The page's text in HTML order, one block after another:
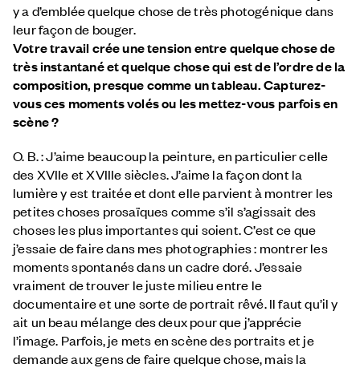
y a d’emblée quelque chose de très photogénique dans
leur façon de bouger.
Votre travail crée une tension entre quelque chose de
très instantané et quelque chose qui est de l’ordre de la
composition, presque comme un tableau. Capturez-
vous ces moments volés ou les mettez-vous parfois en
scène ?
O. B. : J’aime beaucoup la peinture, en particulier celle
des XVIIe et XVIIIe siècles. J’aime la façon dont la
lumière y est traitée et dont elle parvient à montrer les
petites choses prosaïques comme s’il s’agissait des
choses les plus importantes qui soient. C’est ce que
j’essaie de faire dans mes photographies : montrer les
moments spontanés dans un cadre doré. J’essaie
vraiment de trouver le juste milieu entre le
documentaire et une sorte de portrait rêvé. Il faut qu’il y
ait un beau mélange des deux pour que j’apprécie
l’image. Parfois, je mets en scène des portraits et je
demande aux gens de faire quelque chose, mais la